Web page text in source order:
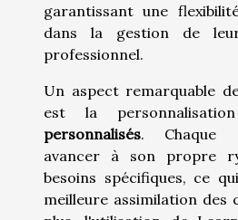
garantissant une
dans la gestion de leur
professionnel.
Un aspect remarquable
est la
personnalisés. Chaque
avancer à son propre
besoins spécifiques, ce
meilleure assimilation des